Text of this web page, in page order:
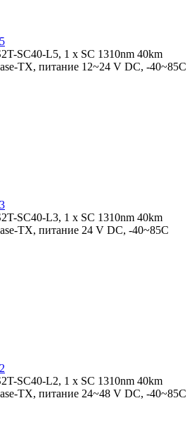
SC40-L5, 1 x SC 1310nm 40km
TX, питание 12~24 V DC, -40~85C
SC40-L3, 1 x SC 1310nm 40km
TX, питание 24 V DC, -40~85C
SC40-L2, 1 x SC 1310nm 40km
TX, питание 24~48 V DC, -40~85C